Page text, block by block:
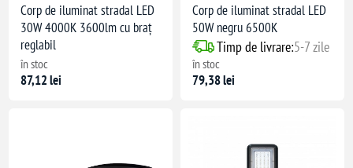
Corp de iluminat stradal LED
30W 4000K 3600lm cu braț
reglabil
în stoc
87,12 lei
Corp de iluminat stradal LED
50W negru 6500K
Timp de livrare:5-7 zile
în stoc
79,38 lei